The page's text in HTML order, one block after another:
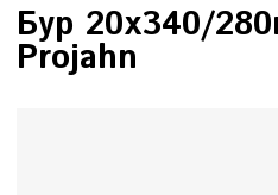
Бур 20х340/
Projahn